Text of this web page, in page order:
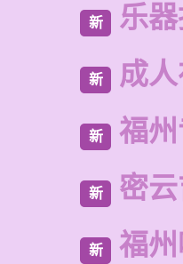
新 乐
新 成
新 福
新 密云
新 福